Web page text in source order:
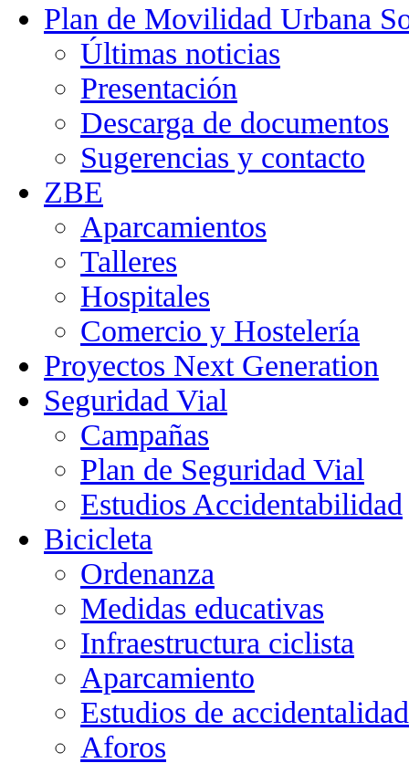
Plan de Movilidad Urbana
Últimas noticias
Presentación
Descarga de documentos
Sugerencias y contacto
ZBE
Aparcamientos
Talleres
Hospitales
Comercio y Hostelería
Proyectos Next Generation
Seguridad Vial
Campañas
Plan de Seguridad Vial
Estudios Accidentabilidad
Bicicleta
Ordenanza
Medidas educativas
Infraestructura ciclista
Aparcamiento
Estudios de accidentalidad
Aforos